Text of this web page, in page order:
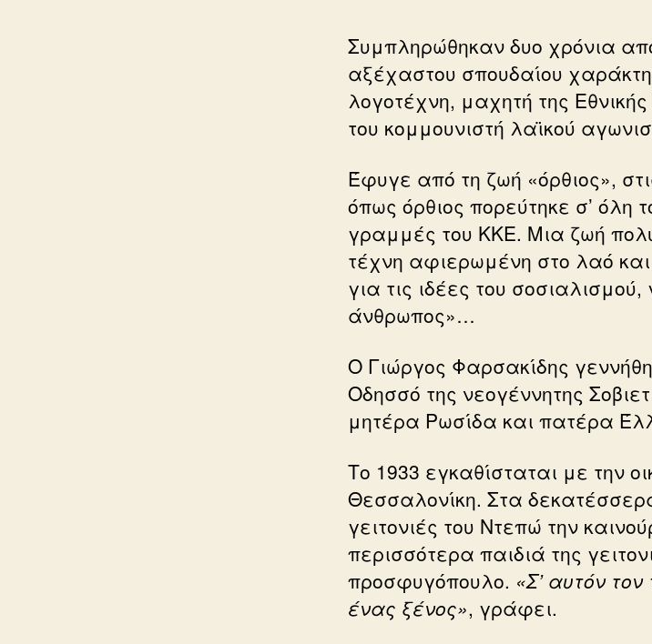
Συμπληρώθηκαν δυο χρόνια
αξέχαστου σπουδαίου
λογοτέχνη, μαχητή της
του κομμουνιστή λαϊκού
Έφυγε από τη ζωή «όρθιος»,
όπως όρθιος πορεύτηκε σ’ όλη
γραμμές του ΚΚΕ. Μια ζωή
τέχνη αφιερωμένη στο λαό
για τις ιδέες του
άνθρωπος»…
Ο Γιώργος Φαρσακίδης
Οδησσό της νεογέννητης
μητέρα Ρωσίδα και πατέρα
Το 1933 εγκαθίσταται με την
Θεσσαλονίκη. Στα
γειτονιές του Ντεπώ την
περισσότερα παιδιά της
προσφυγόπουλο. «Σ’ αυτόν
ένας ξένος», γράφει.